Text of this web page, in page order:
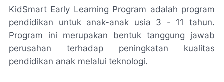
KidSmart Early Learning Program adalah program
pendidikan untuk anak-anak usia 3 - 11 tahun.
Program ini merupakan bentuk tanggung jawab
perusahan terhadap peningkatan kualitas
pendidikan anak melalui teknologi.